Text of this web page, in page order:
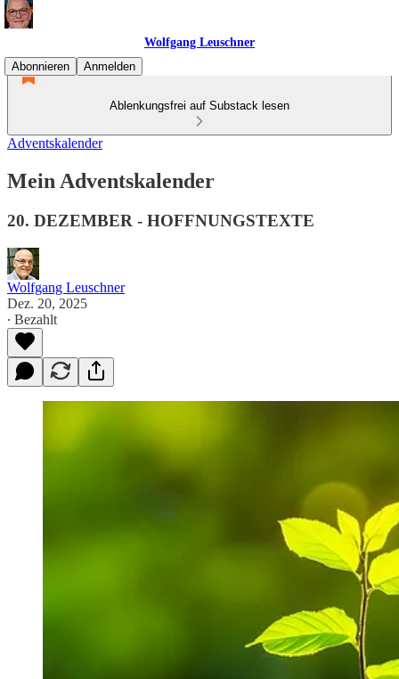
Wolfgang Leuschner
Abonnieren
Anmelden
Ablenkungsfrei auf Substack lesen
Adventskalender
Mein Adventskalender
20. DEZEMBER - HOFFNUNGSTEXTE
Wolfgang Leuschner
Dez. 20, 2025
∙ Bezahlt